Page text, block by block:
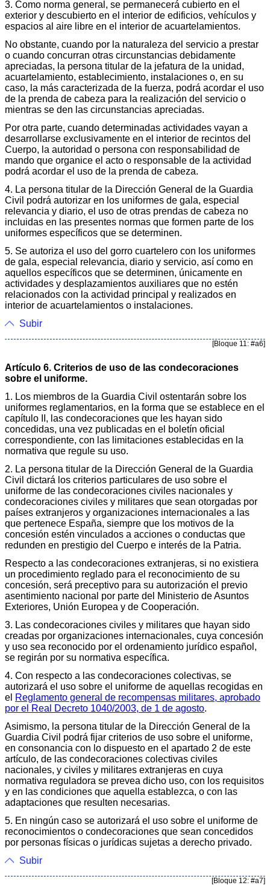
3. Como norma general, se permanecerá cubierto en el
exterior y descubierto en el interior de edificios, vehículos y
espacios al aire libre en el interior de acuartelamientos.
No obstante, cuando por la naturaleza del servicio a prestar
o cuando concurran otras circunstancias debidamente
apreciadas, la persona titular de la jefatura de la unidad,
acuartelamiento, establecimiento, instalaciones o, en su
caso, la más caracterizada de la fuerza, podrá acordar el uso
de la prenda de cabeza para la realización del servicio o
mientras se den las circunstancias apreciadas.
Por otra parte, cuando determinadas actividades vayan a
desarrollarse exclusivamente en el interior de recintos del
Cuerpo, la autoridad o persona con responsabilidad de
mando que organice el acto o responsable de la actividad
podrá acordar el uso de la prenda de cabeza.
4. La persona titular de la Dirección General de la Guardia
Civil podrá autorizar en los uniformes de gala, especial
relevancia y diario, el uso de otras prendas de cabeza no
incluidas en las presentes normas que formen parte de los
uniformes específicos que se determinen.
5. Se autoriza el uso del gorro cuartelero con los uniformes
de gala, especial relevancia, diario y servicio, así como en
aquellos específicos que se determinen, únicamente en
actividades y desplazamientos auxiliares que no estén
relacionados con la actividad principal y realizados en
interior de acuartelamientos o instalaciones.
Subir
[Bloque 11: #a6]
Artículo 6. Criterios de uso de las condecoraciones
sobre el uniforme.
1. Los miembros de la Guardia Civil ostentarán sobre los
uniformes reglamentarios, en la forma que se establece en el
capítulo II, las condecoraciones que les hayan sido
concedidas, una vez publicadas en el boletín oficial
correspondiente, con las limitaciones establecidas en la
normativa que regule su uso.
2. La persona titular de la Dirección General de la Guardia
Civil dictará los criterios particulares de uso sobre el
uniforme de las condecoraciones civiles nacionales y
condecoraciones civiles y militares que sean otorgadas por
países extranjeros y organizaciones internacionales a las
que pertenece España, siempre que los motivos de la
concesión estén vinculados a acciones o conductas que
redunden en prestigio del Cuerpo e interés de la Patria.
Respecto a las condecoraciones extranjeras, si no existiera
un procedimiento reglado para el reconocimiento de su
concesión, será preceptivo para su autorización el previo
asentimiento nacional por parte del Ministerio de Asuntos
Exteriores, Unión Europea y de Cooperación.
3. Las condecoraciones civiles y militares que hayan sido
creadas por organizaciones internacionales, cuya concesión
y uso sea reconocido por el ordenamiento jurídico español,
se regirán por su normativa específica.
4. Con respecto a las condecoraciones colectivas, se
autorizará el uso sobre el uniforme de aquellas recogidas en
el Reglamento general de recompensas militares, aprobado
por el Real Decreto 1040/2003, de 1 de agosto.
Asimismo, la persona titular de la Dirección General de la
Guardia Civil podrá fijar criterios de uso sobre el uniforme,
en consonancia con lo dispuesto en el apartado 2 de este
artículo, de las condecoraciones colectivas civiles
nacionales, y civiles y militares extranjeras en cuya
normativa reguladora se prevea dicho uso, con los requisitos
y en las condiciones que aquella establezca, o con las
adaptaciones que resulten necesarias.
5. En ningún caso se autorizará el uso sobre el uniforme de
reconocimientos o condecoraciones que sean concedidos
por personas físicas o jurídicas sujetas a derecho privado.
Subir
[Bloque 12: #a7]